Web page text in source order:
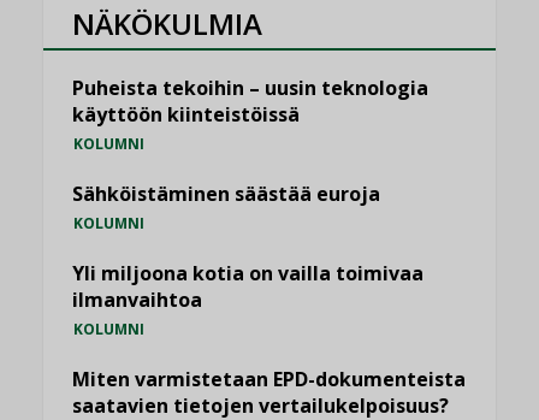
NÄKÖKULMIA
Puheista tekoihin – uusin teknologia
käyttöön kiinteistöissä
KOLUMNI
Sähköistäminen säästää euroja
KOLUMNI
Yli miljoona kotia on vailla toimivaa
ilmanvaihtoa
KOLUMNI
Miten varmistetaan EPD-dokumenteista
saatavien tietojen vertailukelpoisuus?